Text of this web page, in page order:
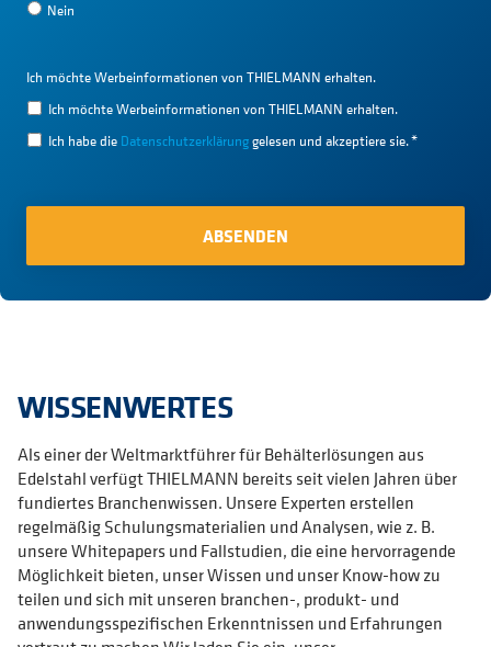
Nein
Ich möchte Werbeinformationen von THIELMANN erhalten.
Ich möchte Werbeinformationen von THIELMANN erhalten.
Ich habe die Datenschutzerklärunggelesen und akzeptiere sie.*
WISSENWERTES
Als einer der Weltmarktführer für Behälterlösungen aus
Edelstahl verfügt THIELMANN bereits seit vielen Jahren über
fundiertes Branchenwissen. Unsere Experten erstellen
regelmäßig Schulungsmaterialien und Analysen, wie z. B.
unsere Whitepapers und Fallstudien, die eine hervorragende
Möglichkeit bieten, unser Wissen und unser Know-how zu
teilen und sich mit unseren branchen-, produkt- und
anwendungsspezifischen Erkenntnissen und Erfahrungen